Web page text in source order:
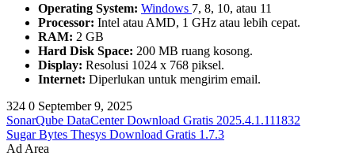
Operating System: Windows 7, 8, 10, atau 11
Processor: Intel atau AMD, 1 GHz atau lebih cepat.
RAM: 2 GB
Hard Disk Space: 200 MB ruang kosong.
Display: Resolusi 1024 x 768 piksel.
Internet: Diperlukan untuk mengirim email.
324 0 September 9, 2025
SonarQube DataCenter Download Gratis 2025.4.1.111832
Sugar Bytes Thesys Download Gratis 1.7.3
Ad Area